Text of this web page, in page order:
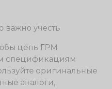
цепь ГРМ
спецификациям
оригинальные
аналоги,